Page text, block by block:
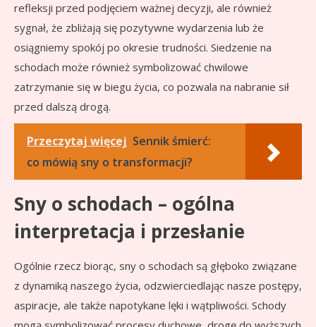
refleksji przed podjęciem ważnej decyzji, ale również
sygnał, że zbliżają się pozytywne wydarzenia lub że
osiągniemy spokój po okresie trudności. Siedzenie na
schodach może również symbolizować chwilowe
zatrzymanie się w biegu życia, co pozwala na nabranie sił
przed dalszą drogą.
Przeczytaj więcej Sennik śmierć:
co mówią sny o transformacji?
Sny o schodach – ogólna
interpretacja i przesłanie
Ogólnie rzecz biorąc, sny o schodach są głęboko związane
z dynamiką naszego życia, odzwierciedlając nasze postępy,
aspiracje, ale także napotykane lęki i wątpliwości. Schody